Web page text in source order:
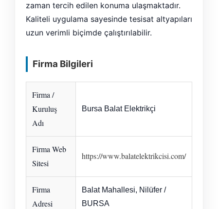
zaman tercih edilen konuma ulaşmaktadır.
Kaliteli uygulama sayesinde tesisat altyapıları
uzun verimli biçimde çalıştırılabilir.
Firma Bilgileri
Firma /
Kuruluş
Adı
Bursa Balat Elektrikçi
Firma Web
Sitesi
https://www.balatelektrikcisi.com/
Firma
Adresi
Balat Mahallesi, Nilüfer /
BURSA